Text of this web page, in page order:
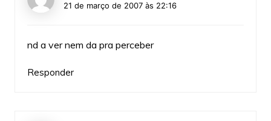
21 de março de 2007 às 22:16
nd a ver nem da pra perceber
Responder